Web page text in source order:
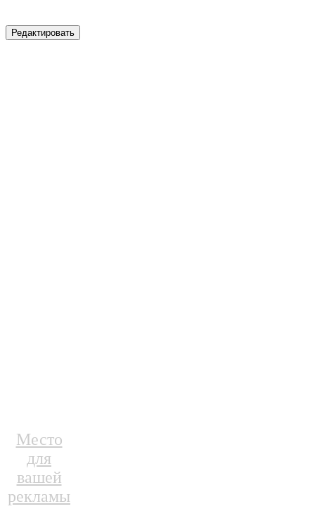
Место
для
вашей
рекламы